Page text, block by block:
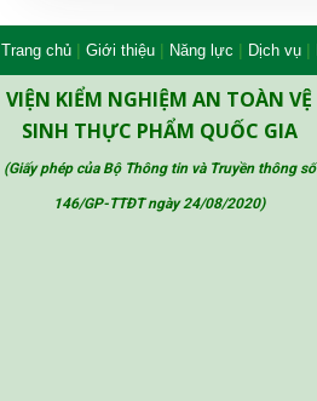
Trang chủ | Giới thiệu | Năng lực | Dịch vụ |
VIỆN KIỂM NGHIỆM AN TOÀN VỆ
SINH THỰC PHẨM QUỐC GIA
(Giấy phép của Bộ Thông tin và Truyền thông số
146/GP-TTĐT ngày 24/08/2020)